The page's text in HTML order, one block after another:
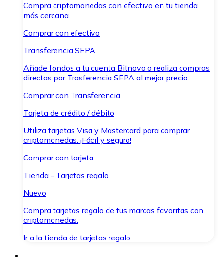
Compra criptomonedas con efectivo en tu tienda
más cercana.
Comprar con efectivo
Transferencia SEPA
Añade fondos a tu cuenta Bitnovo o realiza compras
directas por Trasferencia SEPA al mejor precio.
Comprar con Transferencia
Tarjeta de crédito / débito
Utiliza tarjetas Visa y Mastercard para comprar
criptomonedas. ¡Fácil y seguro!
Comprar con tarjeta
Tienda - Tarjetas regalo
Nuevo
Compra tarjetas regalo de tus marcas favoritas con
criptomonedas.
Ir a la tienda de tarjetas regalo